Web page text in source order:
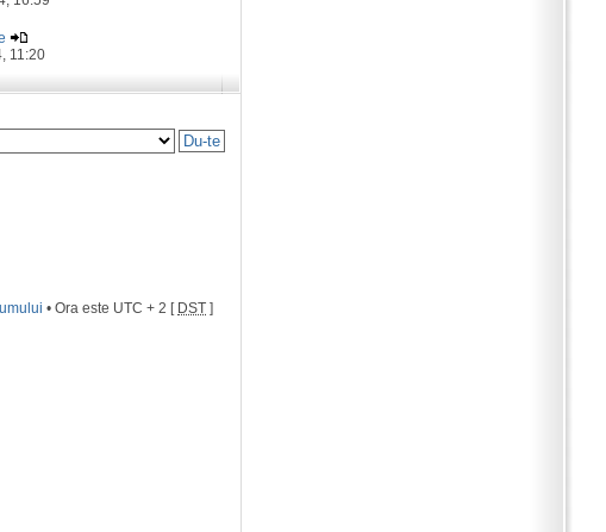
11:20
• Ora este UTC + 2 [ DST ]